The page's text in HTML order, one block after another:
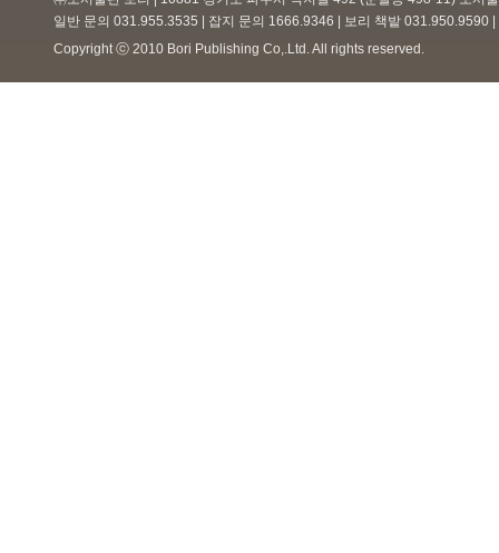
일반 문의 031.955.3535 | 잡지 문의 1666.9346 | 보리 책밭 031.950.9590
Copyright ⓒ 2010 Bori Publishing Co,.Ltd. All rights reserved.